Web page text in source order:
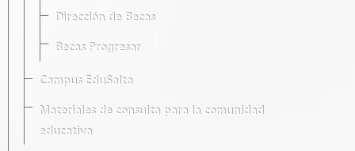
Dirección de Becas
Becas Progresar
Campus EduSalta
Materiales de consulta para la comunidad
educativa